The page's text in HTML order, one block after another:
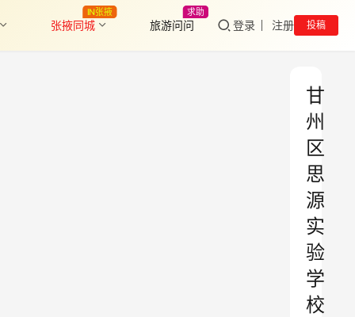
张掖同城
IN张掖
旅游问问
求助
登录 注册 投稿
甘
州
区
思
源
实
验
学
校